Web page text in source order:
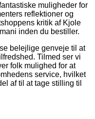
muligheder for
reflektioner og
kritik af Kjole
inden du bestiller.
belejlige genveje til at
Tilmed ser vi
folk mulighed for at
service, hvilket
af til at tage stilling til